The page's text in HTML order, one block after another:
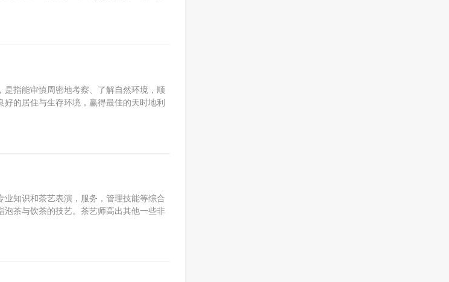
指能审慎周密地考察、了解自然环境，顺
的居住与生存环境，赢得最佳的天时地利
知识和茶艺表演，服务，管理技能等综合
茶与饮茶的技艺。茶艺师高出其他一些非